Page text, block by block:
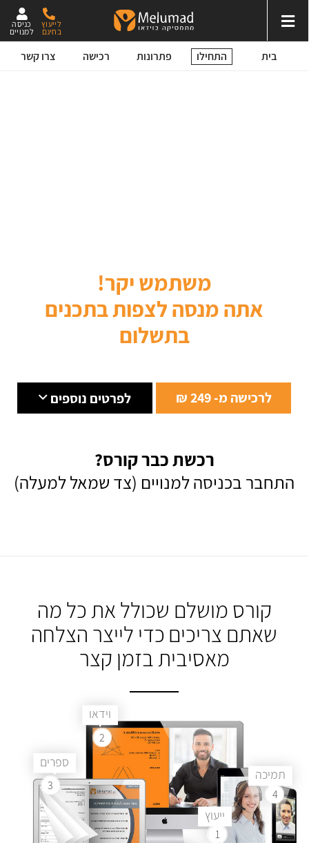
כניסה
למנויים
לייעוץ
בחינם
בית התחילו פתרונות רכישה צרו קשר
משתמש יקר!
אתה מנסה לצפות בתכנים
בתשלום
לרכישה מ- 249 ₪ לפרטים נוספים
רכשת כבר קורס?
התחבר בכניסה למנויים (צד שמאל למעלה)
קורס מושלם שכולל את כל מה
שאתם צריכים כדי לייצר הצלחה
מאסיבית בזמן קצר
ייעוץ
1
וידאו
2
ספרים
3
תמיכה
4